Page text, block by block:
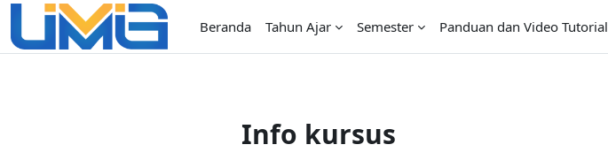
Lewati ke konten utama
Beranda
Tahun Ajar Semester Panduan dan Video Tutorial
Info kursus